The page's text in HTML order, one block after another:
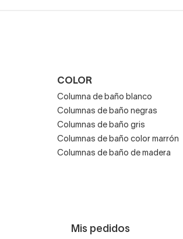
COLOR
Columna de baño blanco
Columnas de baño negras
Columnas de baño gris
Columnas de baño color marrón
Columnas de baño de madera
Mis pedidos